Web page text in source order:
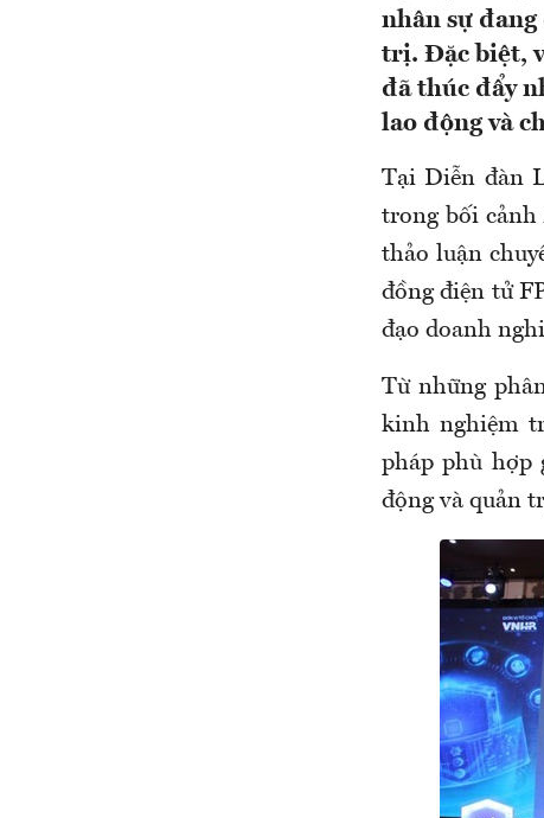
nhân sự đang
trị. Đặc biệt,
đã thúc đẩy
lao động và
Tại Diễn đàn
trong bối cảnh
thảo luận
đồng điện tử
đạo doanh
Từ những
kinh nghiệm
pháp phù hợp
động và quản